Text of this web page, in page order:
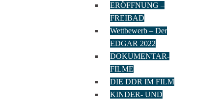
ERÖFFNUNG –
FREIBAD
Wettbewerb – Der
EDGAR 2022
DOKUMENTAR-
FILME
DIE DDR IM FILM
KINDER- UND